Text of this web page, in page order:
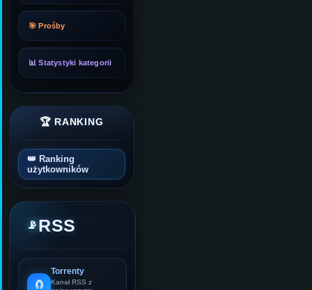
🎯 Prośby
📊 Statystyki kategorii
🏆 RANKING
👑 Ranking
użytkowników
📡RSS
🧲
Torrenty
Kanał RSS z